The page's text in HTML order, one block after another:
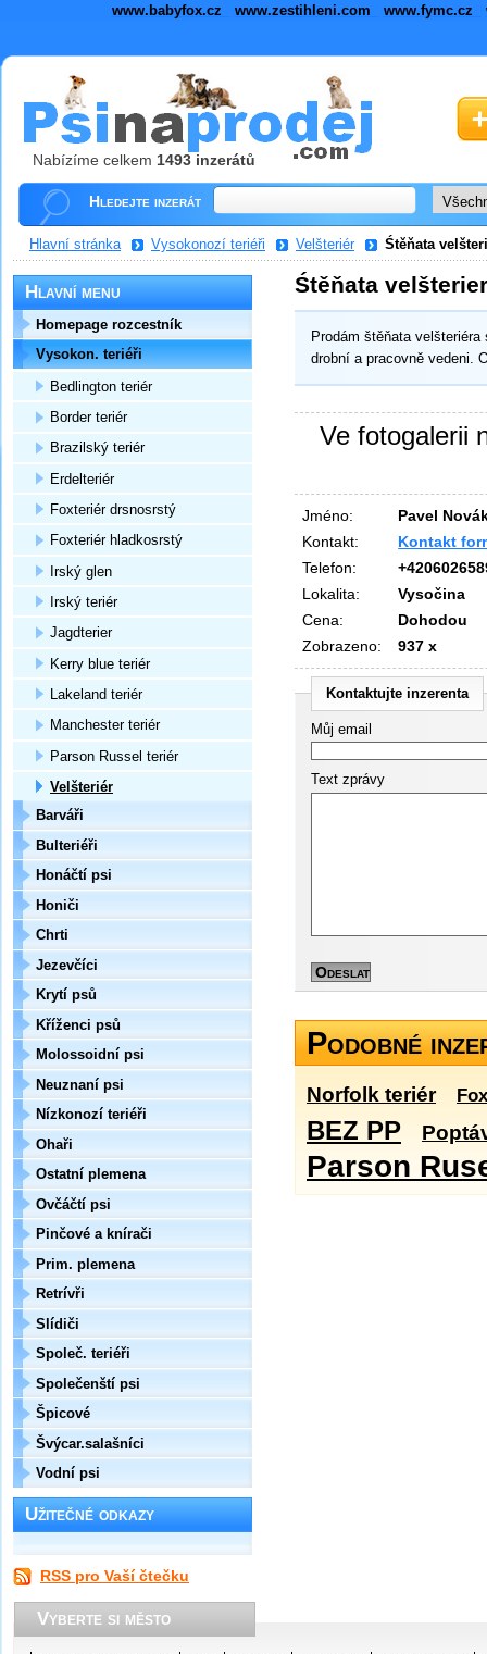
www.babyfox.cz www.zestihleni.com www.fymc.cz
Nabízíme celkem 1493 inzerátů
Hledejte inzerát
Hlavní stránka Vysokonozí teriéři Velšteriér Śtěňata
Śtěňata
Prodám štěňata
drobní a pracovně vedeni.
Ve fotogalerii
Jméno:
Pavel
Kontakt:
Kontakt
Telefon:
Lokalita:
Vysočina
Cena:
Dohodou
Zobrazeno:
937 x
Kontaktujte inzerenta
Můj email
Text zprávy
Podobné
Norfolk teriér
BEZ PP
Parson
Hlavní menu
Homepage rozcestník
Vysokon. teriéři
Bedlington teriér
Border teriér
Brazilský teriér
Erdelteriér
Foxteriér drsnosrstý
Foxteriér hladkosrstý
Irský glen
Irský teriér
Jagdterier
Kerry blue teriér
Lakeland teriér
Manchester teriér
Parson Russel teriér
Velšteriér
Barváři
Bulteriéři
Honáčtí psi
Honiči
Chrti
Jezevčíci
Krytí psů
Kříženci psů
Molossoidní psi
Neuznaní psi
Nízkonozí teriéři
Ohaři
Ostatní plemena
Ovčáčtí psi
Pinčové a knírači
Prim. plemena
Retrívři
Slídiči
Společ. teriéři
Společenští psi
Špicové
Švýcar.salašníci
Vodní psi
Užitečné odkazy
RSS pro Vaší čtečku
Vyberte si město